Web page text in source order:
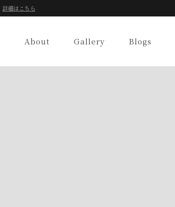
詳細はこちら
About Gallery Blogs